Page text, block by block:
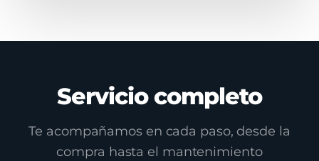
Servicio completo
Te acompañamos en cada paso, desde la
compra hasta el mantenimiento